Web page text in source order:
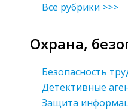
Все рубрики >>>
Охрана,
Безопасность
Детективные
Защита